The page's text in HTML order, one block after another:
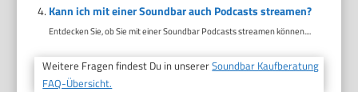
Kann ich mit einer Soundbar auch Podcasts streamen?
Entdecken Sie, ob Sie mit einer Soundbar Podcasts streamen können....
Weitere Fragen findest Du in unsererSoundbar Kaufberatung
FAQ-Übersicht.